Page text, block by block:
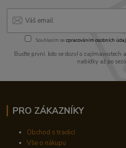
Souhlasím se zpracováním osobních
Buďte první, kdo se dozví o zajímavostech
nabídky až po
PRO ZÁKAZNÍKY
Obchod s tradicí
Vše o nákupu